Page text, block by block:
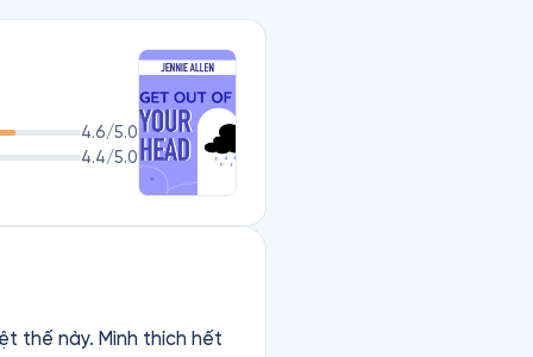
4.6/5.0
4.4/5.0
thế này. Mình thích hết